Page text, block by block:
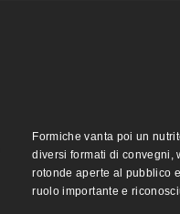
Formiche vanta poi un
diversi formati di convegni,
rotonde aperte al pubblico
ruolo importante e